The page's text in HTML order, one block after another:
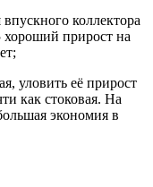
коллектора
хороший прирост на
уловить её прирост
как стоковая. На
экономия в